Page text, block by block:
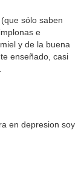
sólo saben
e
y de la buena
enseñado, casi
en depresion soy